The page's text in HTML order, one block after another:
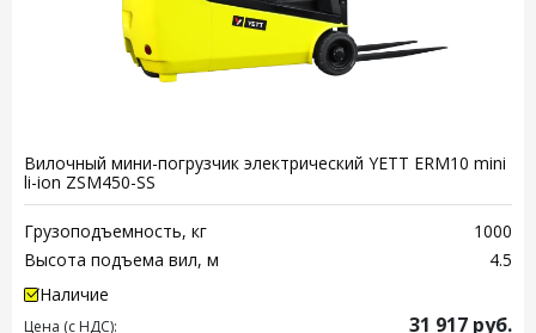
Вилочный мини-погрузчик электрический YETT ERM10 mini
li-ion ZSM450-SS
Грузоподъемность, кг
1000
Высота подъема вил, м
4.5
Наличие
Цена (с НДС): 31 917 руб.